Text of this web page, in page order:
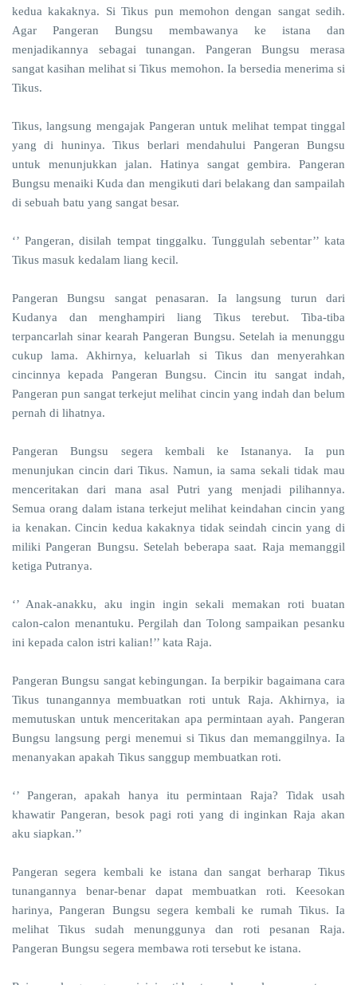
kedua kakaknya. Si Tikus pun memohon dengan sangat sedih.
Agar Pangeran Bungsu membawanya ke istana dan
menjadikannya sebagai tunangan. Pangeran Bungsu merasa
sangat kasihan melihat si Tikus memohon. Ia bersedia menerima si
Tikus.
Tikus, langsung mengajak Pangeran untuk melihat tempat tinggal
yang di huninya. Tikus berlari mendahului Pangeran Bungsu
untuk menunjukkan jalan. Hatinya sangat gembira. Pangeran
Bungsu menaiki Kuda dan mengikuti dari belakang dan sampailah
di sebuah batu yang sangat besar.
‘’ Pangeran, disilah tempat tinggalku. Tunggulah sebentar’’ kata
Tikus masuk kedalam liang kecil.
Pangeran Bungsu sangat penasaran. Ia langsung turun dari
Kudanya dan menghampiri liang Tikus terebut. Tiba-tiba
terpancarlah sinar kearah Pangeran Bungsu. Setelah ia menunggu
cukup lama. Akhirnya, keluarlah si Tikus dan menyerahkan
cincinnya kepada Pangeran Bungsu. Cincin itu sangat indah,
Pangeran pun sangat terkejut melihat cincin yang indah dan belum
pernah di lihatnya.
Pangeran Bungsu segera kembali ke Istananya. Ia pun
menunjukan cincin dari Tikus. Namun, ia sama sekali tidak mau
menceritakan dari mana asal Putri yang menjadi pilihannya.
Semua orang dalam istana terkejut melihat keindahan cincin yang
ia kenakan. Cincin kedua kakaknya tidak seindah cincin yang di
miliki Pangeran Bungsu. Setelah beberapa saat. Raja memanggil
ketiga Putranya.
‘’ Anak-anakku, aku ingin ingin sekali memakan roti buatan
calon-calon menantuku. Pergilah dan Tolong sampaikan pesanku
ini kepada calon istri kalian!’’ kata Raja.
Pangeran Bungsu sangat kebingungan. Ia berpikir bagaimana cara
Tikus tunangannya membuatkan roti untuk Raja. Akhirnya, ia
memutuskan untuk menceritakan apa permintaan ayah. Pangeran
Bungsu langsung pergi menemui si Tikus dan memanggilnya. Ia
menanyakan apakah Tikus sanggup membuatkan roti.
‘’ Pangeran, apakah hanya itu permintaan Raja? Tidak usah
khawatir Pangeran, besok pagi roti yang di inginkan Raja akan
aku siapkan.’’
Pangeran segera kembali ke istana dan sangat berharap Tikus
tunangannya benar-benar dapat membuatkan roti. Keesokan
harinya, Pangeran Bungsu segera kembali ke rumah Tikus. Ia
melihat Tikus sudah menunggunya dan roti pesanan Raja.
Pangeran Bungsu segera membawa roti tersebut ke istana.